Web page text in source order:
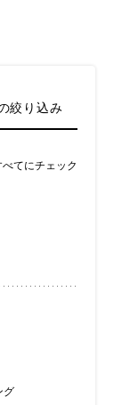
絞り込み
べてにチェック
グ